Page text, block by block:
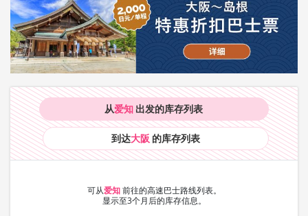
从爱知 出发的库存列表
到达大阪 的库存列表
可从爱知 前往的高速巴士路线列表。
显示至3个月后的库存信息。